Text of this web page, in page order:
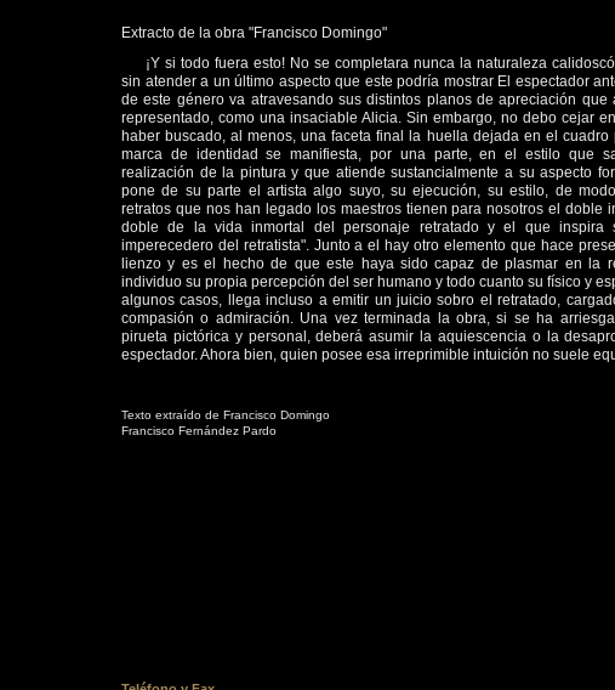
Extracto de la obra "Francisco Domingo"
¡Y si todo fuera esto! No se completara nunca la naturaleza
sin atender a un último aspecto que este podría mostrar El espectador
de este género va atravesando sus distintos planos de apreciación que
representado, como una insaciable Alicia. Sin embargo, no debo cejar
haber buscado, al menos, una faceta final la huella dejada en el cuadro
marca de identidad se manifiesta, por una parte, en el estilo que
realización de la pintura y que atiende sustancialmente a su aspecto
pone de su parte el artista algo suyo, su ejecución, su estilo, de
retratos que nos han legado los maestros tienen para nosotros el doble
doble de la vida inmortal del personaje retratado y el que inspira
imperecedero del retratista". Junto a el hay otro elemento que hace
lienzo y es el hecho de que este haya sido capaz de plasmar en la
individuo su propia percepción del ser humano y todo cuanto su físico y
algunos casos, llega incluso a emitir un juicio sobro el retratado,
compasión o admiración. Una vez terminada la obra, si se ha
pirueta pictórica y personal, deberá asumir la aquiescencia o la
espectador. Ahora bien, quien posee esa irreprimible intuición no suele
Texto extraído de Francisco Domingo
Francisco Fernández Pardo